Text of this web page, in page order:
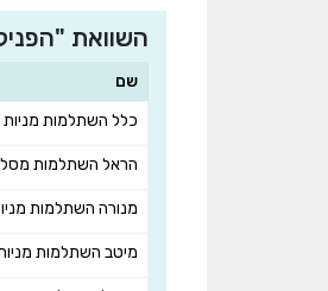
השוואת
שם
כלל השתלמות מניות
הראל השתלמות
מנורה השתלמות
מיטב השתלמות